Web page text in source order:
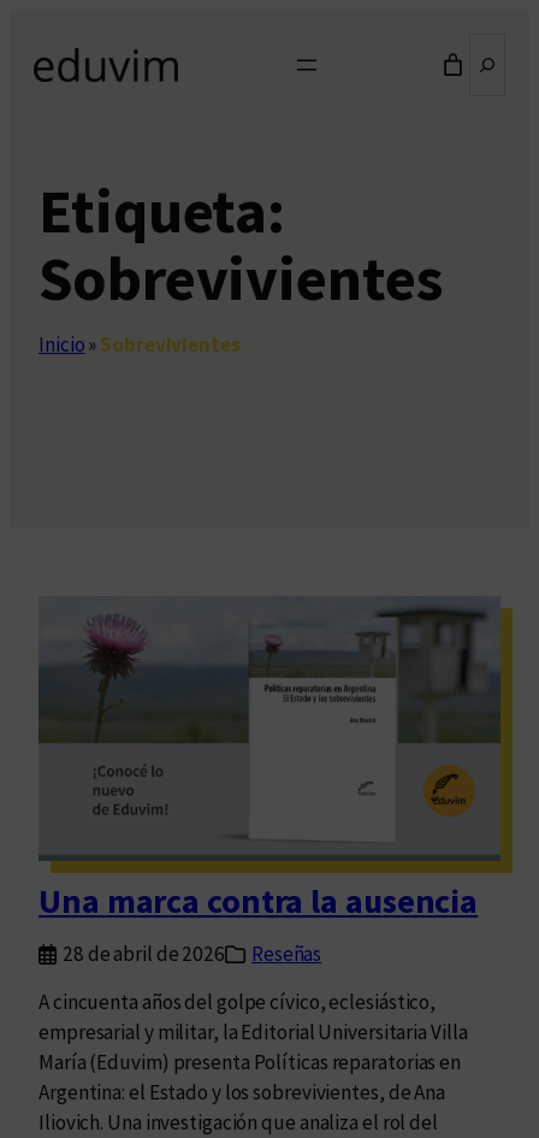
contenido
Etiqueta:
Sobrevivientes
Inicio»Sobrevivientes
Una marca contra la ausencia
28 de abril de 2026
Reseñas
A cincuenta años del golpe cívico, eclesiástico,
empresarial y militar, la Editorial Universitaria Villa
María (Eduvim) presenta Políticas reparatorias en
Argentina: el Estado y los sobrevivientes, de Ana
Iliovich. Una investigación que analiza el rol del